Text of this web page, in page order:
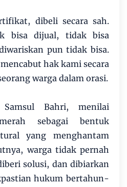
dibeli secara sah.
bisa dijual, tidak bisa
pun tidak bisa.
hak kami secara
warga dalam orasi.
Bahri, menilai
sebagai bentuk
yang menghantam
warga tidak pernah
solusi, dan dibiarkan
hukum bertahun-